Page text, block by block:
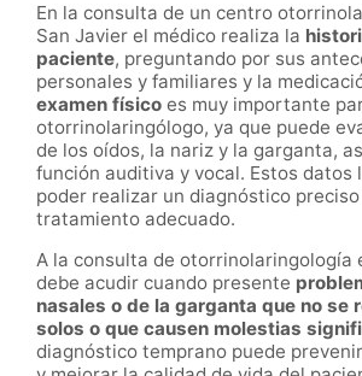
En la consulta de un centro
San Javier el médico realiza la
paciente, preguntando por sus
personales y familiares y la
examen físico es muy importante
otorrinolaringólogo, ya que puede
de los oídos, la nariz y la garganta,
función auditiva y vocal. Estos datos
poder realizar un diagnóstico
tratamiento adecuado.
A la consulta de otorrinolaringología
debe acudir cuando presente
nasales o de la garganta que no se
solos o que causen molestias
diagnóstico temprano puede